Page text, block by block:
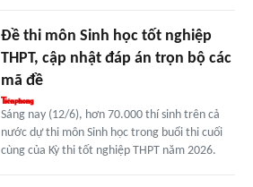
Đề thi môn Sinh học tốt nghiệp
THPT, cập nhật đáp án trọn bộ các
mã đề
Sáng nay (12/6), hơn 70.000 thí sinh trên cả
nước dự thi môn Sinh học trong buổi thi cuối
cùng của Kỳ thi tốt nghiệp THPT năm 2026.